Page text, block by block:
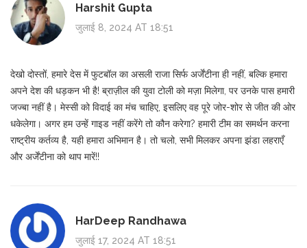
Harshit Gupta
जुलाई 8, 2024 AT 18:51
देखो दोस्तों, हमारे देस में फुटबॉल का असली राजा सिर्फ अर्जेंटीना ही नहीं, बल्कि हमारा
अपने देश की धड़कन भी है! ब्राज़ील की युवा टोली को मज़ा मिलेगा, पर उनके पास हमारी
जज्बा नहीं है। मेस्सी को विदाई का मंच चाहिए, इसलिए वह पूरे जोर-शोर से जीत की ओर
धकेलेगा। अगर हम उन्हें गाइड नहीं करेंगे तो कौन करेगा? हमारी टीम का समर्थन करना
राष्ट्रीय कर्तव्य है, यही हमारा अभिमान है। तो चलो, सभी मिलकर अपना झंडा लहराएँ
और अर्जेंटीना को थाप मारें!!
HarDeep Randhawa
जुलाई 17, 2024 AT 18:51